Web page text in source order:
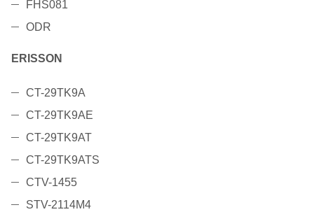
FHS081
ODR
ERISSON
CT-29TK9A
CT-29TK9AE
CT-29TK9AT
CT-29TK9ATS
CTV-1455
STV-2114M4